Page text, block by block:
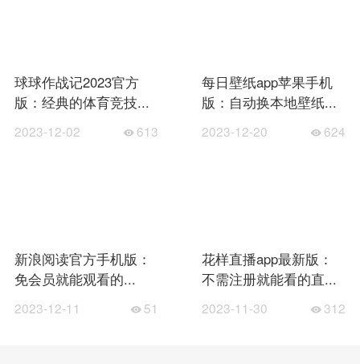
球球作战记2023官方
版：经典的体育竞技...
2023-12-02 613
每日壁纸app苹果手机
版：自动换本地壁纸...
2023-12-20 624
新浪阅读官方手机版：
免会员就能观看的...
2023-12-11 51
花样直播app最新版：
不需注册就能看的直...
2023-11-30 312